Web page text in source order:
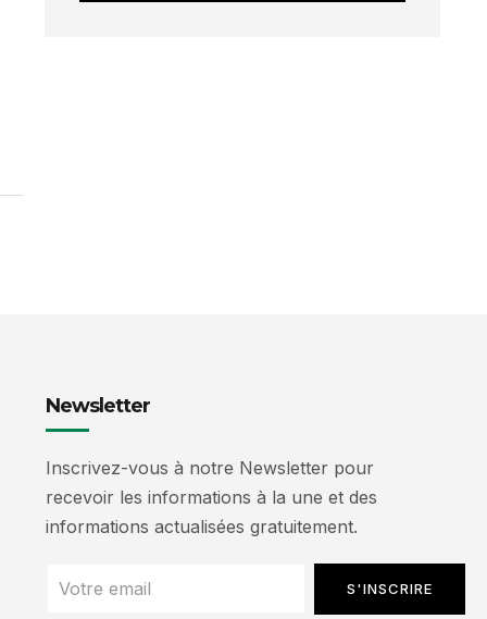
Newsletter
Inscrivez-vous à notre Newsletter pour
recevoir les informations à la une et des
informations actualisées gratuitement.
S'INSCRIRE